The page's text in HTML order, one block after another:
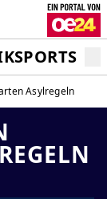
SPORT
Asylregeln